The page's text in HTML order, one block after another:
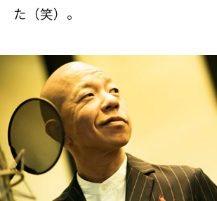
た（笑）。